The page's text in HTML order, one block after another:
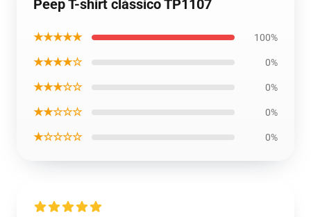
Peep T-shirt clássico TP1107
★★★★★ 100%
★★★★☆ 0%
★★★☆☆ 0%
★★☆☆☆ 0%
★☆☆☆☆ 0%